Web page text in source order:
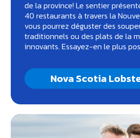
de la province! Le sentier
40 restaurants à travers la
vous pourrez déguster des
traditionnels ou des plats de la
innovants. Essayez-en le plus
Nova Scotia